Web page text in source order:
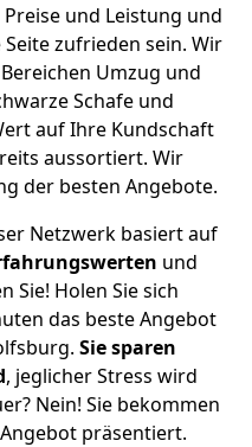
und Leistung und
Seite zufrieden sein. Wir
Umzug und
Schafe und
auf Ihre Kundschaft
aussortiert. Wir
der besten Angebote.
Netzwerk basiert auf
und
Sie! Holen Sie sich
das beste Angebot
Sie sparen
, jeglicher Stress wird
Nein! Sie bekommen
präsentiert.